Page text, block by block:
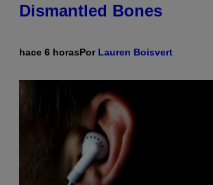
Dismantled Bones
hace 6 horasPor Lauren Boisvert